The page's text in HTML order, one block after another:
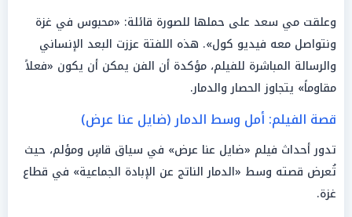
وعلقت مي سعد على حملها للصورة قائلة: «محبوس في غزة
ونتواصل معه فيديو كول». هذه اللفتة عززت البعد الإنساني
والرسالة المباشرة للفيلم، مؤكدة أن الفن يمكن أن يكون «فعلاً
مقاوماً» يتجاوز الحصار والدمار.
قصة الفيلم: أمل وسط الدمار (ضايل عنا عرض)
تدور أحداث فيلم «ضايل عنا عرض» في سياق قاسٍ ومؤلم، حيث
تُعرض قصته وسط «الدمار الناتج عن الإبادة الجماعية» في قطاع
غزة.